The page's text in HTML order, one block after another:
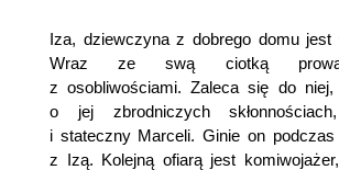
Iza, dziewczyna z dobrego domu jest
Wraz ze swą ciotką
z osobliwościami. Zaleca się do niej,
o jej zbrodniczych
i stateczny Marceli. Ginie on podczas
z Izą. Kolejną ofiarą jest